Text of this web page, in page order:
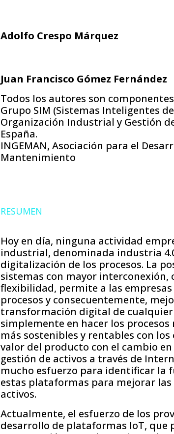
Adolfo Crespo Márquez
Juan Francisco Gómez Fernández
Todos los autores son
Grupo SIM (Sistemas Inteligentes
Organización Industrial y Gestión
España.
INGEMAN, Asociación para el
Mantenimiento
RESUMEN
Hoy en día, ninguna actividad
industrial, denominada industria
digitalización de los procesos. La
sistemas con mayor
flexibilidad, permite a las
procesos y consecuentemente,
transformación digital de cualquier
simplemente en hacer los
más sostenibles y rentables con
valor del producto con el cambio
gestión de activos a través de
mucho esfuerzo para identificar la
estas plataformas para mejorar
activos.
Actualmente, el esfuerzo de los
desarrollo de plataformas IoT,